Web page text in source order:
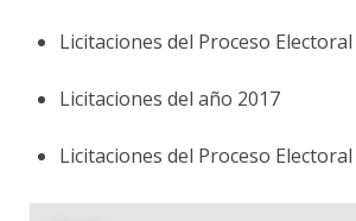
Licitaciones del Proceso
Licitaciones del año 2017
Licitaciones del Proceso